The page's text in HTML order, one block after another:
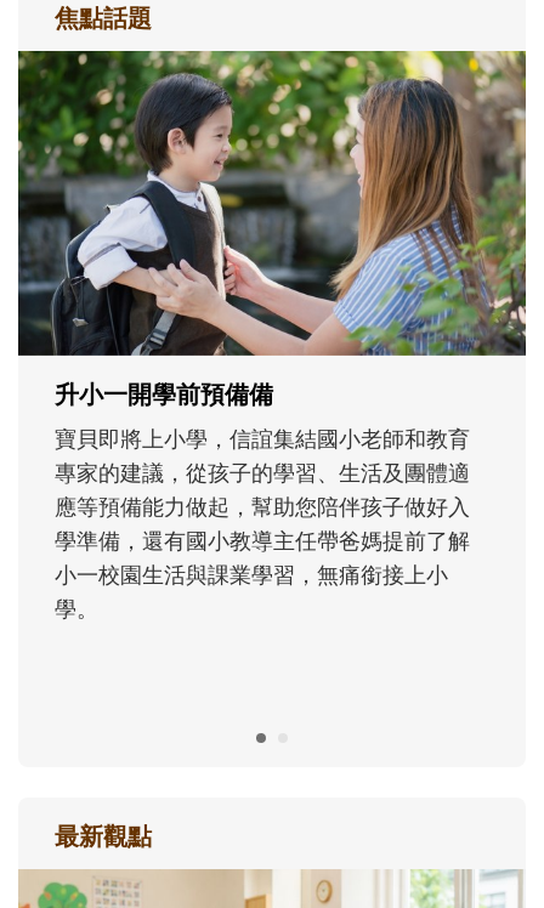
焦點話題
和孩子一起長大的那個男人│讀懂父親的
不同模樣
沒有人天生就擅長當爸爸！男人總是在一次
次「前所未有」的體驗中，跟著孩子一起長
大。從給予安全感的肢體遊戲，到獨立自
主、角色認同及解決問題的能力養成。爸爸
正嘗試用不同的模樣，參與孩子每個重要的
最新觀點